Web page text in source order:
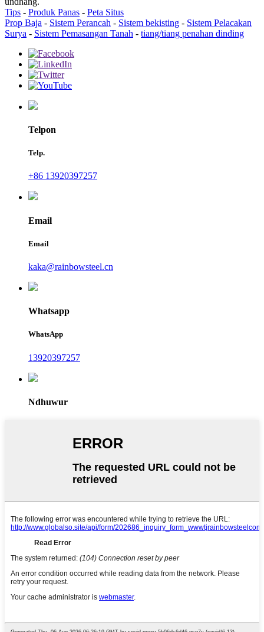
Tips - Produk Panas - Peta Situs
Prop Baja - Sistem Perancah - Sistem bekisting - Sistem Pelacakan
Surya - Sistem Pemasangan Tanah - tiang/tiang penahan dinding
Telpon
Telp.
+86 13920397257
Email
Email
kaka@rainbowsteel.cn
Whatsapp
WhatsApp
13920397257
Ndhuwur